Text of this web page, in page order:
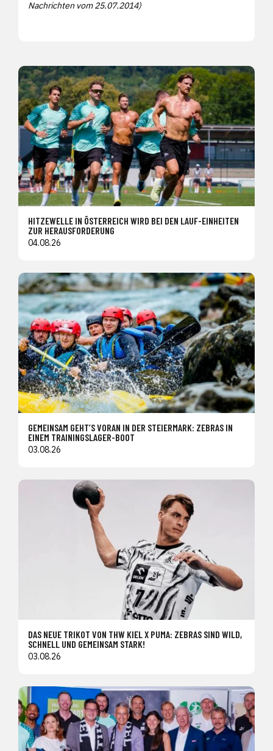
Nachrichten vom 25.07.2014)
HITZEWELLE IN ÖSTERREICH WIRD BEI DEN LAUF-EINHEITEN
ZUR HERAUSFORDERUNG
04.08.26
GEMEINSAM GEHT’S VORAN IN DER STEIERMARK: ZEBRAS IN
EINEM TRAININGSLAGER-BOOT
03.08.26
DAS NEUE TRIKOT VON THW KIEL X PUMA: ZEBRAS SIND WILD,
SCHNELL UND GEMEINSAM STARK!
03.08.26